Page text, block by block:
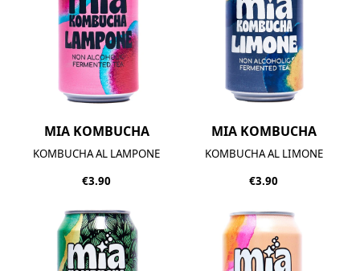
MIA KOMBUCHA
KOMBUCHA AL LAMPONE
€3.90
MIA KOMBUCHA
KOMBUCHA AL LIMONE
€3.90